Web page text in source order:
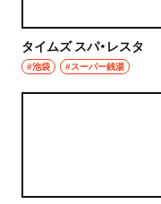
タイムズ スパ・レスタ
#池袋 #スーパー銭湯